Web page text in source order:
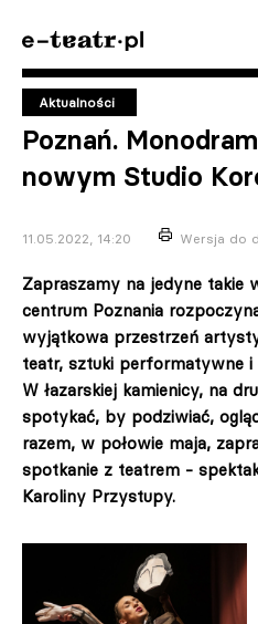
Aktualności
Poznań.
nowym Studio
11.05.2022, 14:20 Wersja do
Zapraszamy na jedyne takie
centrum Poznania
wyjątkowa przestrzeń
teatr, sztuki performatywne i
W łazarskiej kamienicy, na
spotykać, by podziwiać,
razem, w połowie maja,
spotkanie z teatrem -
Karoliny Przystupy.